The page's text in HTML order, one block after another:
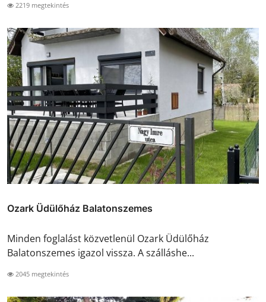
2219 megtekintés
Ozark Üdülőház Balatonszemes
Minden foglalást közvetlenül Ozark Üdülőház
Balatonszemes igazol vissza. A szálláshe...
2045 megtekintés